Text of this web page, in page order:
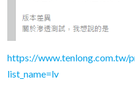
https://www.tenlong.com.tw/
list_name=lv